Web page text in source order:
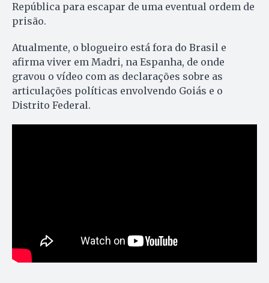
República para escapar de uma eventual ordem de
prisão.
Atualmente, o blogueiro está fora do Brasil e
afirma viver em Madri, na Espanha, de onde
gravou o vídeo com as declarações sobre as
articulações políticas envolvendo Goiás e o
Distrito Federal.